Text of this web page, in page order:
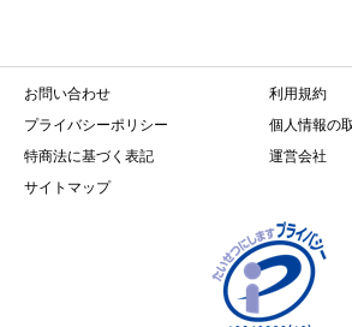
お問い合わせ
利用規約
プライバシーポリシー
個人情報の
特商法に基づく表記
運営会社
サイトマップ